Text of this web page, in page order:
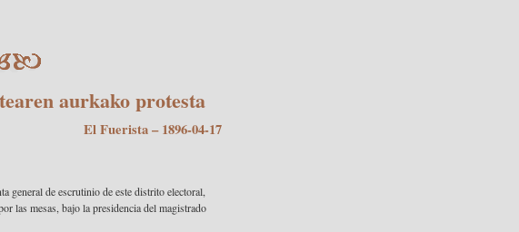
aurkako protesta
El Fuerista– 1896-04-17
general de escrutinio de este distrito electoral,
las mesas, bajo la presidencia del magistrado